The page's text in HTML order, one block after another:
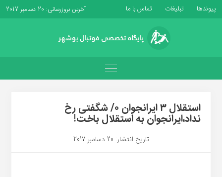
پیوندها تبلیغات تماس با ما آخرین بروزرسانی: 20 دسامبر 2017
استقلال ۳ ایرانجوان ۰/ شگفتی رخ
نداد،ایرانجوان به استقلال باخت!
تاریخ انتشار: 20 دسامبر 2017